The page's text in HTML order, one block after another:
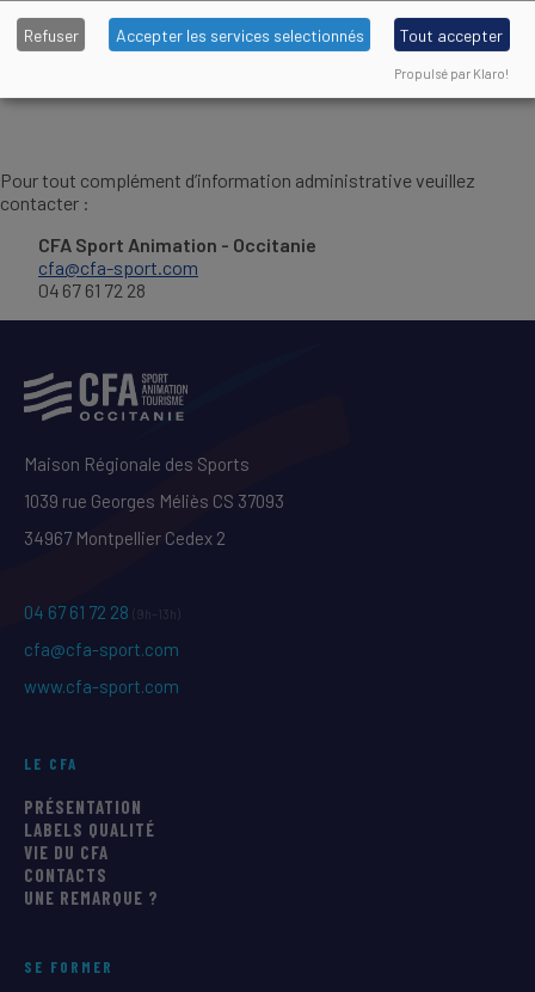
Consulter le réglement intérieur du CFA :
Règlement Intérieur applicable aux apprentis
Pour tout complément d’information administrative veuillez
contacter :
CFA Sport Animation - Occitanie
cfa@cfa-sport.com
04 67 61 72 28
Maison Régionale des Sports
1039 rue Georges Méliès CS 37093
34967 Montpellier Cedex 2
04 67 61 72 28 (9h–13h)
cfa@cfa-sport.com
www.cfa-sport.com
LE CFA
PRÉSENTATION
LABELS QUALITÉ
VIE DU CFA
CONTACTS
UNE REMARQUE ?
SE FORMER
Refuser Accepter les services selectionnés Tout accepter
Propulsé par Klaro!